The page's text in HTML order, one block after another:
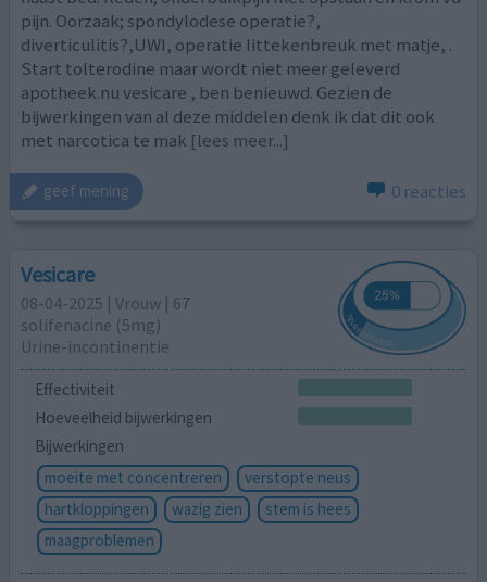
pijn. Oorzaak; spondylodese operatie?,
diverticulitis?,UWI, operatie littekenbreuk met matje, .
Start tolterodine maar wordt niet meer geleverd
apotheek.nu vesicare , ben benieuwd. Gezien de
bijwerkingen van al deze middelen denk ik dat dit ook
met narcotica te mak [lees meer...]
geef mening 0 reacties
Vesicare
08-04-2025 | Vrouw | 67
solifenacine (5mg)
Urine-incontinentie
Effectiviteit
Hoeveelheid bijwerkingen
Bijwerkingen
moeite met concentreren
verstopte neus
hartkloppingen
wazig zien
stem is hees
maagproblemen